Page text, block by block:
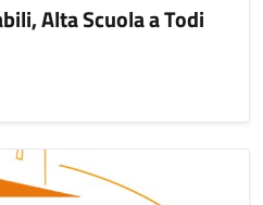
Alta Scuola a Todi